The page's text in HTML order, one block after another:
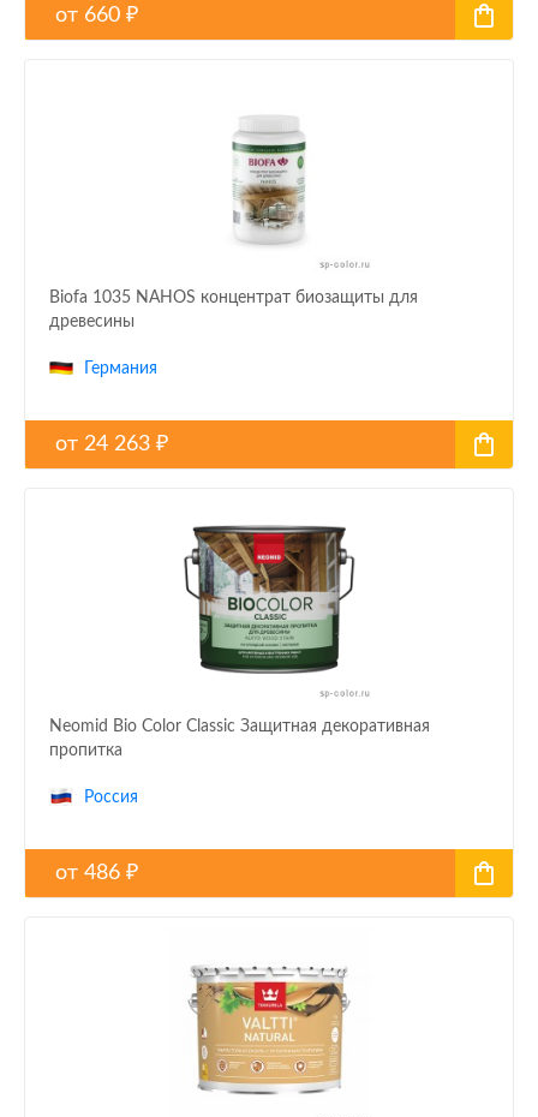
от 660 ₽
Biofa 1035 NAHOS концентрат биозащиты для
древесины
Германия
от 24 263 ₽
Neomid Bio Color Classic Защитная декоративная
пропитка
Россия
от 486 ₽